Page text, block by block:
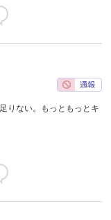
りない。もっともっとキ